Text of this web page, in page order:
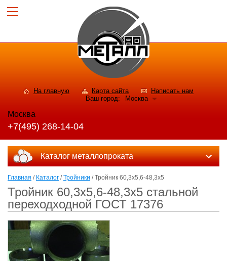
На главную Карта сайта
Написать нам
Ваш город:
Москва
Москва
+7(495) 268-14-04
Каталог металлопроката
Главная / Каталог /Тройники / Тройник 60,3x5,6-48,3x5
Тройник 60,3x5,6-48,3x5 стальной
переходходной ГОСТ 17376